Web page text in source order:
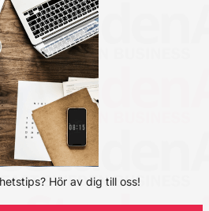
Hör av dig till oss!